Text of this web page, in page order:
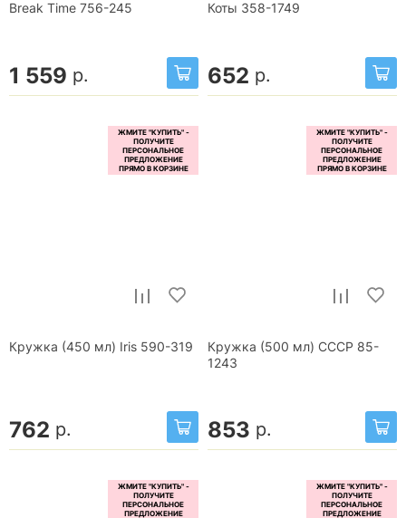
Break Time 756-245
1 559 р.
Коты 358-1749
652 р.
Кружка (450 мл) Iris 590-319
762 р.
Кружка (500 мл) СССР 85-
1243
853 р.